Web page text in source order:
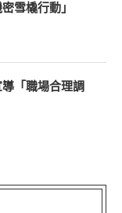
雪橇行動」
「職場合理調